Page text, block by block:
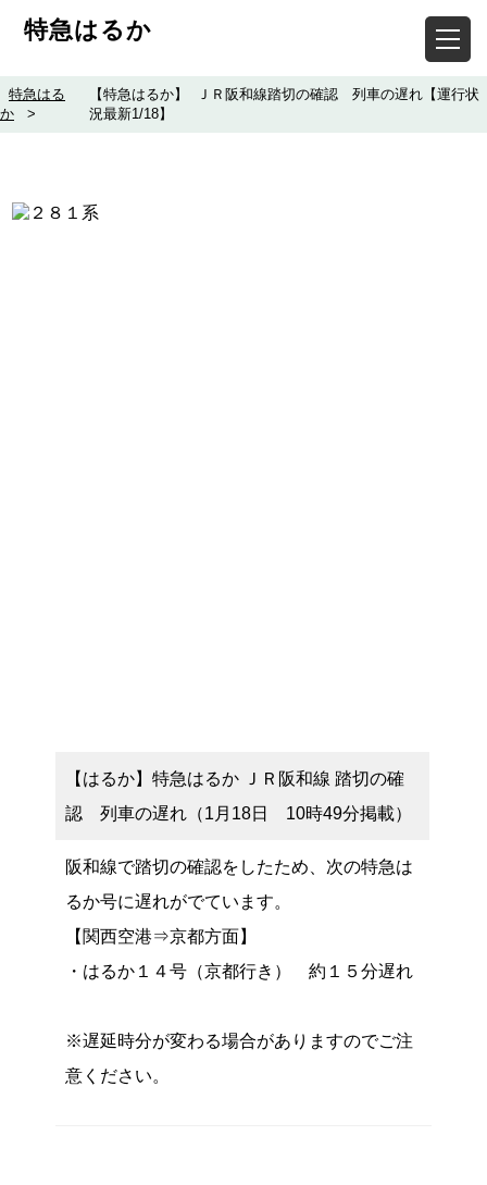
特急はるか
特急はる
か
>
【特急はるか】 ＪＲ阪和線踏切の確認 列車の遅れ【運行状
況最新1/18】
【はるか】特急はるか ＪＲ阪和線 踏切の確
認 列車の遅れ（1月18日 10時49分掲載）
阪和線で踏切の確認をしたため、次の特急は
るか号に遅れがでています。
【関西空港⇒京都方面】
・はるか１４号（京都行き） 約１５分遅れ
※遅延時分が変わる場合がありますのでご注
意ください。